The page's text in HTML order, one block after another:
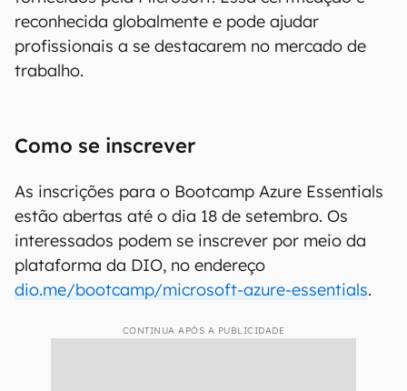
Além disso, o bootcamp oferece mentorias com
especialistas da Microsoft, abordando temas
Os participantes que completarem o curso
estarão aptos a concorrer a 200 vouchers
gratuitos para realizar o exame AZ-900,
fornecidos pela Microsoft. Essa certificação é
reconhecida globalmente e pode ajudar
profissionais a se destacarem no mercado de
trabalho.